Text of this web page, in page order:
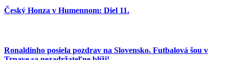
Český Honza v Humennom: Diel 11.
Ronaldinho posiela pozdrav na Slovensko. Futbalová šou v